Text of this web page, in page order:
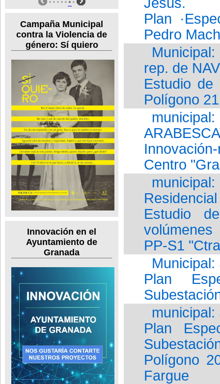
Campaña Municipal
contra la Violencia de
género: Sí quiero
Innovación en el
Ayuntamiento de
Granada
Plan
Pedro
rep. de
Estudio
Polígono
Centro
Estudio
PP-S1
Plan
Plan
Polígono
Fargue